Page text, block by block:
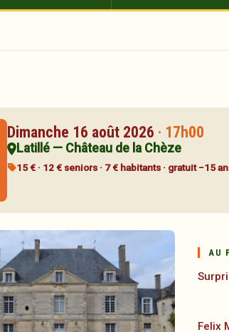
Dimanche 16 août 2026 · 17h00
Latillé — Château de la Chèze
15 € · 12 € seniors · 7 € habitants · gratuit −15
AU
Felix